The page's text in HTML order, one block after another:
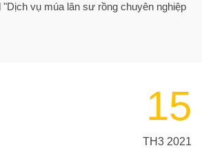
"Dịch vụ múa lân sư rồng chuyên nghiệp
15
TH3 2021